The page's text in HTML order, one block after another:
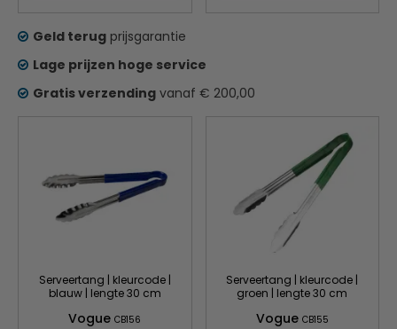
Serveertang | kleurcode |
blauw | lengte 30 cm
VogueCB156
Serveertang | kleurcode |
groen | lengte 30 cm
Vogue CB155
Geld terug prijsgarantie
Lage prijzen hoge service
Gratis verzending vanaf € 200,00